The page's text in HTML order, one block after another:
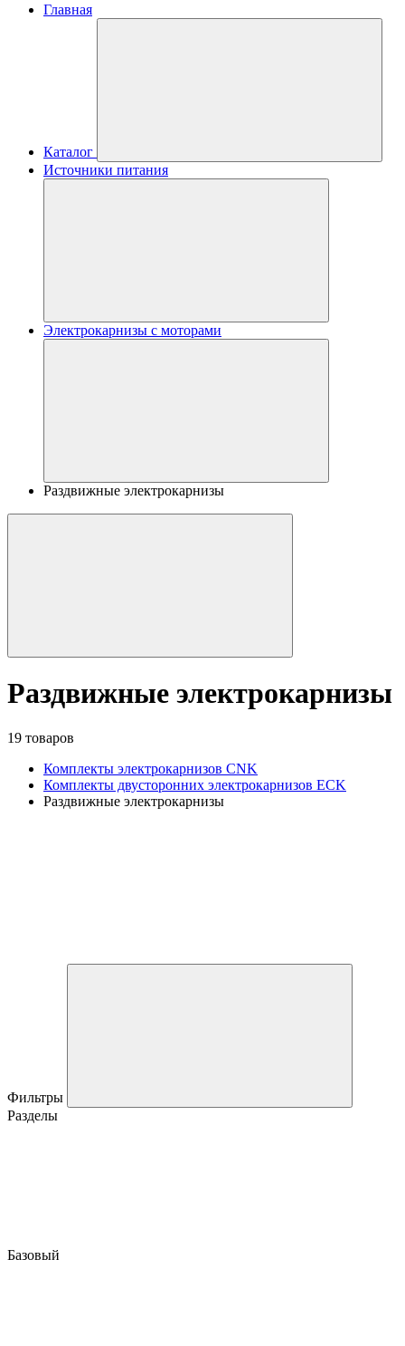
Главная
Каталог
Источники питания
Электрокарнизы с моторами
Раздвижные электрокарнизы
Раздвижные электрокарнизы
19 товаров
Комплекты электрокарнизов CNK
Комплекты двусторонних электрокарнизов ECK
Раздвижные электрокарнизы
Фильтры
Разделы
Базовый